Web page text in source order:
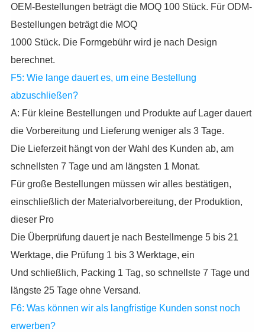
OEM-Bestellungen beträgt die MOQ 100 Stück. Für ODM-
Bestellungen beträgt die MOQ
1000 Stück. Die Formgebühr wird je nach Design
berechnet.
F5: Wie lange dauert es, um eine Bestellung
abzuschließen?
A: Für kleine Bestellungen und Produkte auf Lager dauert
die Vorbereitung und Lieferung weniger als 3 Tage.
Die Lieferzeit hängt von der Wahl des Kunden ab, am
schnellsten 7 Tage und am längsten 1 Monat.
Für große Bestellungen müssen wir alles bestätigen,
einschließlich der Materialvorbereitung, der Produktion,
dieser Pro
Die Überprüfung dauert je nach Bestellmenge 5 bis 21
Werktage, die Prüfung 1 bis 3 Werktage, ein
Und schließlich, Packing 1 Tag, so schnellste 7 Tage und
längste 25 Tage ohne Versand.
F6: Was können wir als langfristige Kunden sonst noch
erwerben?